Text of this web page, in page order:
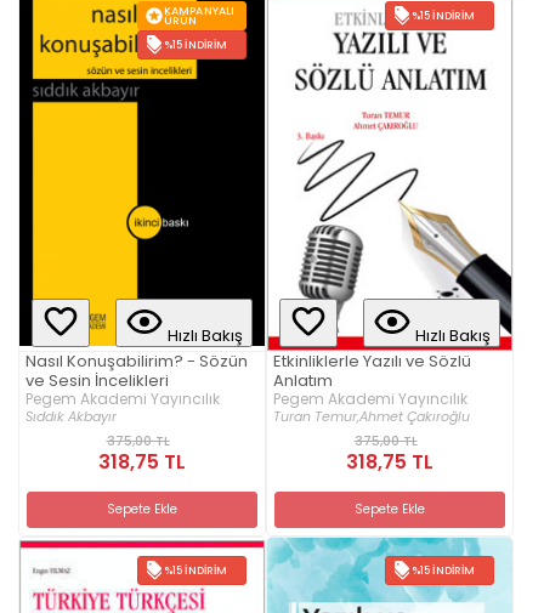
KAMPANYALI
ÜRÜN
%15 İNDIRIM
Hızlı Bakış
Nasıl Konuşabilirim? - Sözün
ve Sesin İncelikleri
Pegem Akademi Yayıncılık
Sıddık Akbayır
375,00 TL
318,75 TL
Sepete Ekle
%15 İNDIRIM
Hızlı Bakış
Etkinliklerle Yazılı ve Sözlü
Anlatım
Pegem Akademi Yayıncılık
Turan Temur,Ahmet Çakıroğlu
375,00 TL
318,75 TL
Sepete Ekle
%15 İNDIRIM %15 İNDIRIM